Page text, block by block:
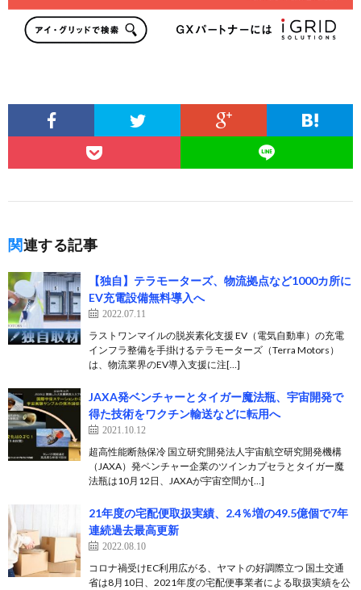
関連する記事
【独自】テラモーターズ、物流拠点など1000カ所に
EV充電設備無料導入へ
2022.07.11
ラストワンマイルの脱炭素化支援 EV（電気自動車）の充電
インフラ整備を手掛けるテラモーターズ（Terra Motors）
は、物流業界のEV導入支援に注[…]
JAXA発ベンチャーとタイガー魔法瓶、宇宙開発で
得た技術をワクチン輸送などに転用へ
2021.10.12
超高性能断熱保冷 国立研究開発法人宇宙航空研究開発機構
（JAXA）発ベンチャー企業のツインカプセラとタイガー魔
法瓶は10月12日、JAXAが宇宙空間か[…]
21年度の宅配便取扱実績、2.4％増の49.5億個で7年
連続過去最高更新
2022.08.10
コロナ禍受けEC利用広がる、ヤマトの好調際立つ 国土交通
省は8月10日、2021年度の宅配便事業者による取扱実績を公